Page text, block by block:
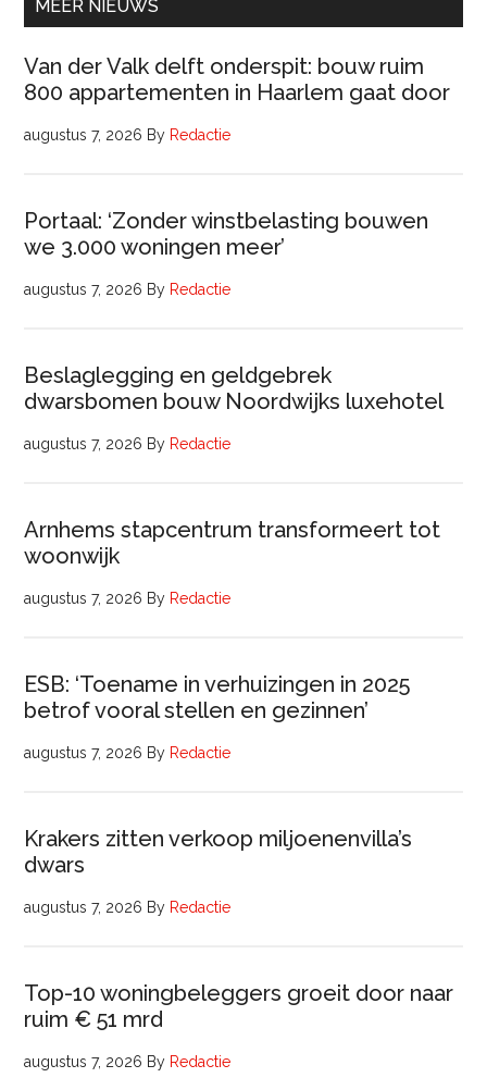
MEER NIEUWS
Van der Valk delft onderspit: bouw ruim
800 appartementen in Haarlem gaat door
augustus 7, 2026 By Redactie
Portaal: ‘Zonder winstbelasting bouwen
we 3.000 woningen meer’
augustus 7, 2026 By Redactie
Beslaglegging en geldgebrek
dwarsbomen bouw Noordwijks luxehotel
augustus 7, 2026 By Redactie
Arnhems stapcentrum transformeert tot
woonwijk
augustus 7, 2026 By Redactie
ESB: ‘Toename in verhuizingen in 2025
betrof vooral stellen en gezinnen’
augustus 7, 2026 By Redactie
Krakers zitten verkoop miljoenenvilla’s
dwars
augustus 7, 2026 By Redactie
Top-10 woningbeleggers groeit door naar
ruim € 51 mrd
augustus 7, 2026 By Redactie